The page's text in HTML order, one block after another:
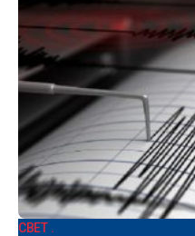
СВЕТ .